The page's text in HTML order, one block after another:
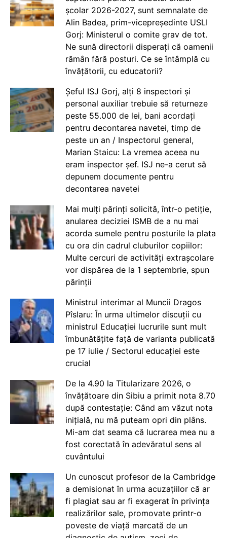
școlar 2026-2027, sunt semnalate de
Alin Badea, prim-vicepreședinte USLI
Gorj: Ministerul o comite grav de tot.
Ne sună directorii disperați că oamenii
rămân fără posturi. Ce se întâmplă cu
învățătorii, cu educatorii?
Șeful ISJ Gorj, alți 8 inspectori și
personal auxiliar trebuie să returneze
peste 55.000 de lei, bani acordați
pentru decontarea navetei, timp de
peste un an / Inspectorul general,
Marian Staicu: La vremea aceea nu
eram inspector șef. ISJ ne-a cerut să
depunem documente pentru
decontarea navetei
Mai mulți părinți solicită, într-o petiție,
anularea deciziei ISMB de a nu mai
acorda sumele pentru posturile la plata
cu ora din cadrul cluburilor copiilor:
Multe cercuri de activități extrașcolare
vor dispărea de la 1 septembrie, spun
părinții
Ministrul interimar al Muncii Dragos
Pîslaru: În urma ultimelor discuții cu
ministrul Educației lucrurile sunt mult
îmbunătățite față de varianta publicată
pe 17 iulie / Sectorul educației este
crucial
De la 4.90 la Titularizare 2026, o
învățătoare din Sibiu a primit nota 8.70
după contestație: Când am văzut nota
inițială, nu mă puteam opri din plâns.
Mi-am dat seama că lucrarea mea nu a
fost corectată în adevăratul sens al
cuvântului
Un cunoscut profesor de la Cambridge
a demisionat în urma acuzațiilor că ar
fi plagiat sau ar fi exagerat în privința
realizărilor sale, promovate printr-o
poveste de viață marcată de un